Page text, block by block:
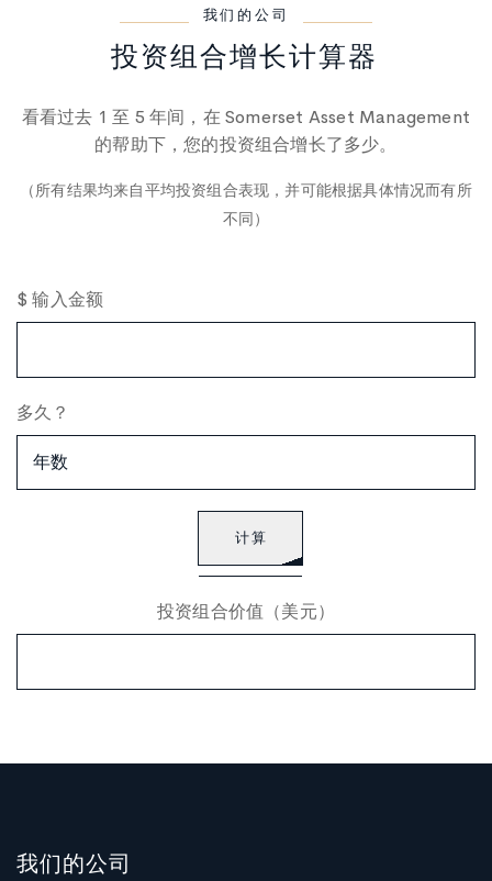
我们的公司
投资组合增长计算器
看看过去 1 至 5 年间，在 Somerset Asset Management
的帮助下，您的投资组合增长了多少。
（所有结果均来自平均投资组合表现，并可能根据具体情况而有所
不同）
$ 输入金额
多久？
计算
投资组合价值（美元）
我们的公司